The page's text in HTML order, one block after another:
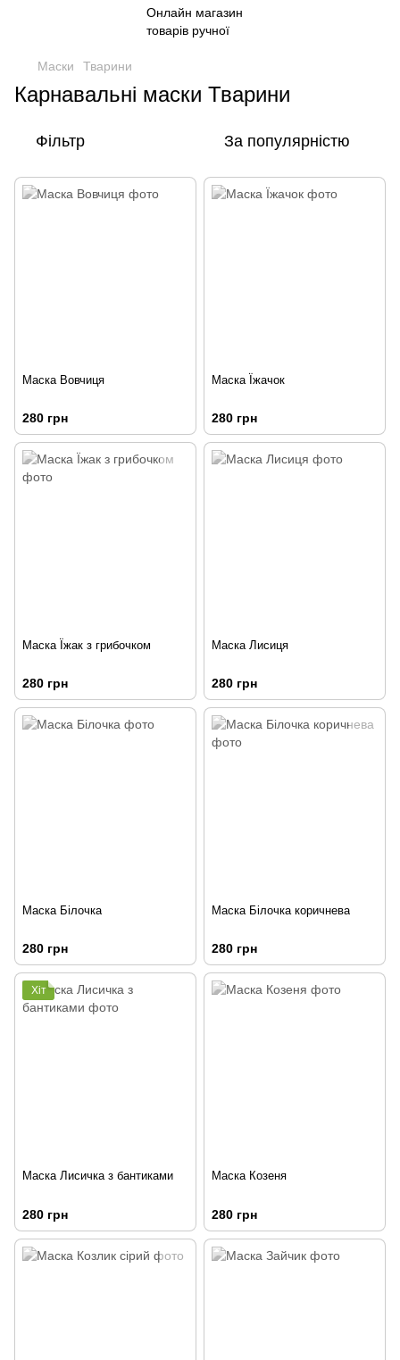
Маски Тварини
Карнавальні маски Тварини
Фільтр За популярністю
Маска Вовчиця
280 грн
Маска Їжачок
280 грн
Маска Їжак з грибочком
280 грн
Маска Лисиця
280 грн
Маска Білочка
280 грн
Маска Білочка коричнева
280 грн
Хіт
Маска Лисичка з бантиками
280 грн
Маска Козеня
280 грн